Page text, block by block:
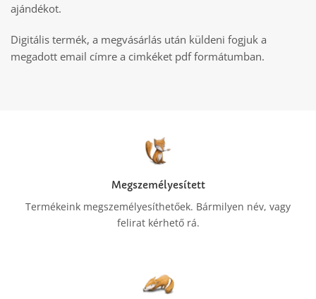
ajándékot.
Digitális termék, a megvásárlás után küldeni fogjuk a
megadott email címre a cimkéket pdf formátumban.
Megszemélyesített
Termékeink megszemélyesíthetőek. Bármilyen név, vagy
felirat kérhető rá.